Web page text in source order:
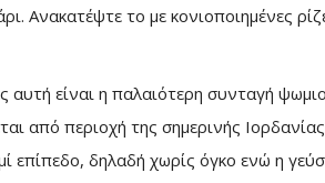
Ανακατέψτε το με κονιοποιημένες
είναι η παλαιότερη συνταγή
από περιοχή της σημερινής
επίπεδο, δηλαδή χωρίς όγκο ενώ η